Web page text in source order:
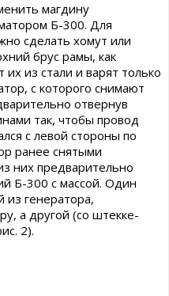
магдину
Б-300. Для
сделать хомут или
брус рамы, как
их из стали и варят только
с которого снимают
отвернув
так, чтобы провод
с левой стороны по
ранее снятыми
них предварительно
Б-300 с массой. Один
генератора,
а другой (со штекке-
2).